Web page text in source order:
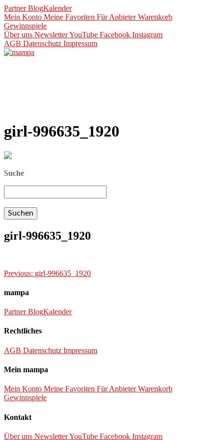
PartnerBlogKalender
Mein Konto Meine Favoriten Für AnbieterWarenkorb
Gewinnspiele
Über uns NewsletterYouTube Facebook Instagram
AGB Datenschutz Impressum
girl-996635_1920
Suche
girl-996635_1920
Beitragsnavigation
Previous: girl-996635_1920
mampa
PartnerBlogKalender
Rechtliches
AGB Datenschutz Impressum
Mein mampa
Mein Konto Meine Favoriten Für AnbieterWarenkorb
Gewinnspiele
Kontakt
Über uns NewsletterYouTube Facebook Instagram